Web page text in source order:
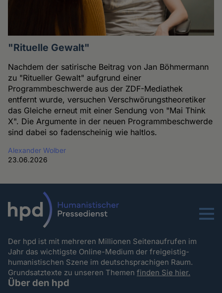
"Rituelle Gewalt"
Nachdem der satirische Beitrag von Jan Böhmermann
zu "Ritueller Gewalt" aufgrund einer
Programmbeschwerde aus der ZDF-Mediathek
entfernt wurde, versuchen Verschwörungstheoretiker
das Gleiche erneut mit einer Sendung von "Mai Think
X". Die Argumente in der neuen Programmbeschwerde
sind dabei so fadenscheinig wie haltlos.
Alexander Wolber
23.06.2026
Menu
Der hpd ist mit mehreren Millionen Seitenaufrufen im
Jahr das wichtigste Online-Medium der freigeistig-
humanistischen Szene im deutschsprachigen Raum.
Grundsatztexte zu unseren Themenfinden Sie hier.
Über den hpd